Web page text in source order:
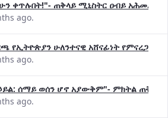
ቀጥሉበት!"- ጠቅላይ ሚኒስትር ዐብይ አሕመድ (ዶ/
ago.
የኢትዮጵያን ሁለንተናዊ አሸናፊነት
ago.
ሰማይ ወሰን ሆኖ አያውቅም"- ምክትል ጠቅላይ
ago.